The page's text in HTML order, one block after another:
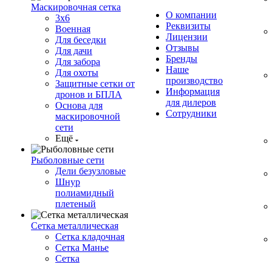
Маскировочная сетка
3х6
Военная
Для беседки
Для дачи
Для забора
Для охоты
Защитные сетки от
дронов и БПЛА
Основа для
маскировочной
сети
Ещё
Рыболовные сети
Дели безузловые
Шнур
полиамидный
плетеный
Сетка металлическая
Сетка кладочная
Сетка Манье
Сетка
О компании
Реквизиты
Лицензии
Отзывы
Бренды
Наше
производство
Информация
для дилеров
Сотрудники